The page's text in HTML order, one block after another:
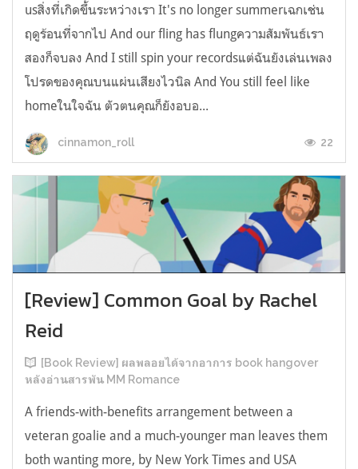
usสิ่งที่เกิดขึ้นระหว่างเรา It's no longer summerเฉกเช่น
ฤดูร้อนที่จากไป And our fling has flungความสัมพันธ์เรา
สองก็จบลง And I still spin your recordsแต่ฉันยังเล่นเพลง
โปรดของคุณบนแผ่นเสียงไวนิล And You still feel like
homeในใจฉัน ตัวตนคุณก็ยังอบอ...
cinnamon_roll 22
[Review] Common Goal by Rachel
Reid
[Book Review] ผลพลอยได้จากอาการ book hangover
หลังอ่านสารพัน MM Romance
A friends-with-benefits arrangement between a
veteran goalie and a much-younger man leaves them
both wanting more, by New York Times and USA